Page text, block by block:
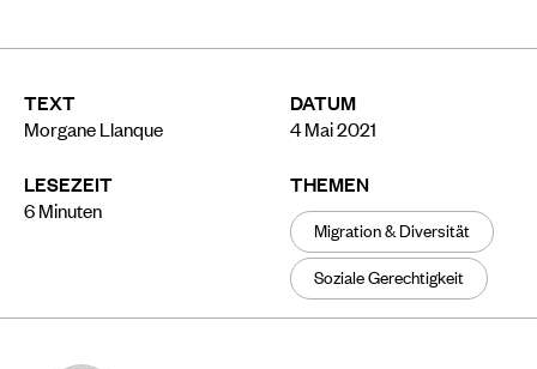
TEXT
Morgane Llanque
LESEZEIT
6Minuten
DATUM
4 Mai 2021
THEMEN
Migration & Diversität
Soziale Gerechtigkeit